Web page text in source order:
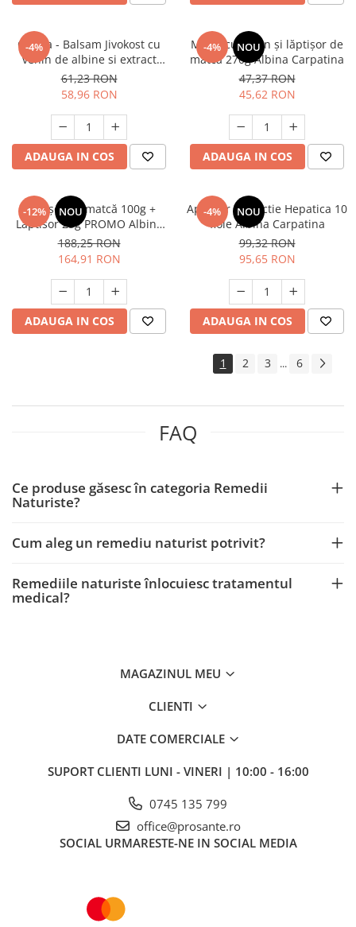
-4%
Crema - Balsam Jivokost cu
venin de albine si extract
purificat de rasina Mumie
125ml Damar
61,23 RON
58,96 RON
ADAUGA IN COS
-4% NOU
Miere cu polen și lăptișor de
matcă 270g Albina Carpatina
47,37 RON
45,62 RON
ADAUGA IN COS
-12% NOU
Lăptișor de matcă 100g +
Laptisor 25g PROMO Albina
Carpatina
188,25 RON
164,91 RON
ADAUGA IN COS
-4% NOU
Apielixir protectie Hepatica 10
fiole Albina Carpatina
99,32 RON
95,65 RON
ADAUGA IN COS
1 2 3 ... 6
FAQ
Ce produse găsesc în categoria Remedii
Naturiste?
Cum aleg un remediu naturist potrivit?
Remediile naturiste înlocuiesc tratamentul
medical?
MAGAZINUL MEU
CLIENTI
DATE COMERCIALE
SUPORT CLIENTI LUNI - VINERI | 10:00 - 16:00
0745 135 799
office@prosante.ro
SOCIAL URMARESTE-NE IN SOCIAL MEDIA